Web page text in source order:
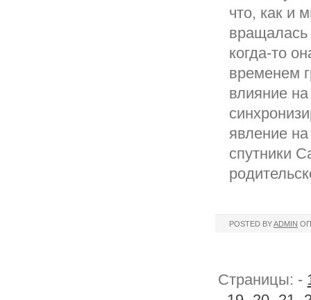
что, как и
вращалась
когда-то
временем
влияние
явление
спутники
POSTED BYADMIN
Страницы: -